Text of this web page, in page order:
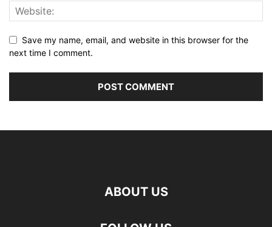
Save my name, email, and website in this browser for the
next time I comment.
ABOUT US